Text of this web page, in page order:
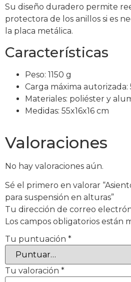
Su diseño duradero permite
protectora de los anillos si es
la placa metálica.
Características
Peso: 1150 g
Carga máxima autorizada:
Materiales: poliéster y
Medidas: 55x16x16 cm
Valoraciones
No hay valoraciones aún.
Sé el primero en valorar
para suspensión en alturas”
Tu dirección de correo
Los campos obligatorios están
Tu puntuación *
Tu valoración *